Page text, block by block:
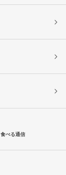
食べる通信